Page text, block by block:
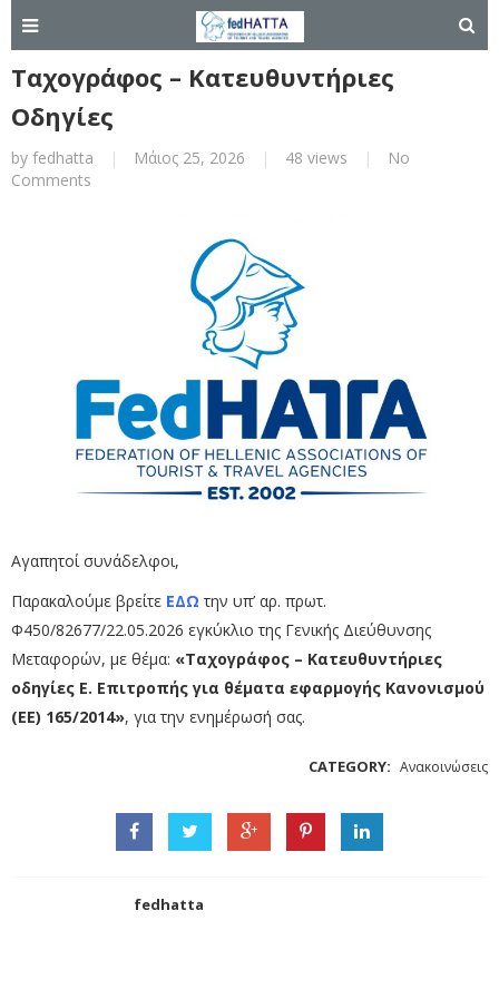
Ταχογράφος – Κατευθυντήριες
Οδηγίες
by fedhatta | Μάιος 25, 2026 | 48 views |
No
Comments
Αγαπητοί συνάδελφοι,
Παρακαλούμε βρείτε ΕΔΩ την υπ’ αρ. πρωτ.
Φ450/82677/22.05.2026 εγκύκλιο της Γενικής Διεύθυνσης
Μεταφορών, με θέμα: «Ταχογράφος – Κατευθυντήριες
οδηγίες Ε. Επιτροπής για θέματα εφαρμογής Κανονισμού
(ΕΕ) 165/2014», για την ενημέρωσή σας.
CATEGORY: Ανακοινώσεις
fedhatta